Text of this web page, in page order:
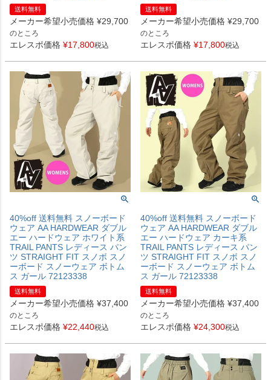
送料無料
メーカー希望小売価格 ¥29,700
のところ
エレスポ価格 ¥17,800税込
送料無料
メーカー希望小売価格 ¥29,700
のところ
エレスポ価格 ¥17,800税込
40%off 送料無料 スノーボード
ウェア AA HARDWEAR ダブル
エー ハードウェア ホワイト系
TRAIL PANTS レディース パン
ツ STRAIGHT FIT スノボ スノ
ーボード スノーウェア ボトム
ス ガール 72123338
送料無料
メーカー希望小売価格 ¥37,400
のところ
エレスポ価格 ¥22,440税込
40%off 送料無料 スノーボード
ウェア AA HARDWEAR ダブル
エー ハードウェア カーキ系
TRAIL PANTS レディース パン
ツ STRAIGHT FIT スノボ スノ
ーボード スノーウェア ボトム
ス ガール 72123338
送料無料
メーカー希望小売価格 ¥37,400
のところ
エレスポ価格 ¥24,300税込